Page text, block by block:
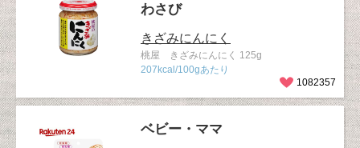
わさび
きざみにんにく
桃屋 きざみにんにく 125g
207kcal/100gあたり
1082357
ベビー・ママ